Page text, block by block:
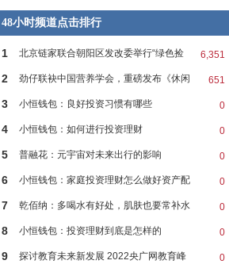
48小时频道点击排行
6,351
1 北京链家联合朝阳区发改委举行“绿色捡
651
2 劲仔联袂中国营养学会，重磅发布《休闲
0
3 小恒钱包：良好投资习惯有哪些
0
4 小恒钱包：如何进行投资理财
0
5 普融花：元宇宙对未来出行的影响
0
6 小恒钱包：家庭投资理财怎么做好资产配
0
7 乾佰纳：多喝水有好处，肌肤也要常补水
0
8 小恒钱包：投资理财到底是怎样的
0
9 探讨教育未来新发展 2022央广网教育峰